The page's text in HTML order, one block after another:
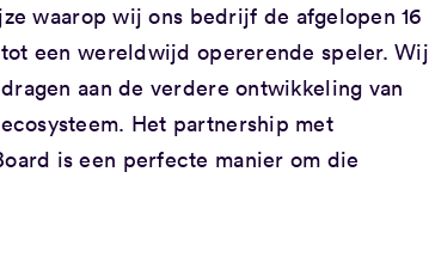
waarop wij ons bedrijf de afgelopen 16
een wereldwijd opererende speler. Wij
aan de verdere ontwikkeling van
Het partnership met
is een perfecte manier om die